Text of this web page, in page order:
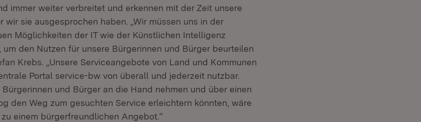
immer weiter verbreitet und erkennen mit der Zeit unsere
wir sie ausgesprochen haben. „Wir müssen uns in der
Möglichkeiten der IT wie der Künstlichen Intelligenz
den Nutzen für unsere Bürgerinnen und Bürger beurteilen
Krebs. „Unsere Serviceangebote von Land und Kommunen
Portal service-bw von überall und jederzeit nutzbar.
und Bürger an die Hand nehmen und über einen
den Weg zum gesuchten Service erleichtern könnten, wäre
einem bürgerfreundlichen Angebot.“